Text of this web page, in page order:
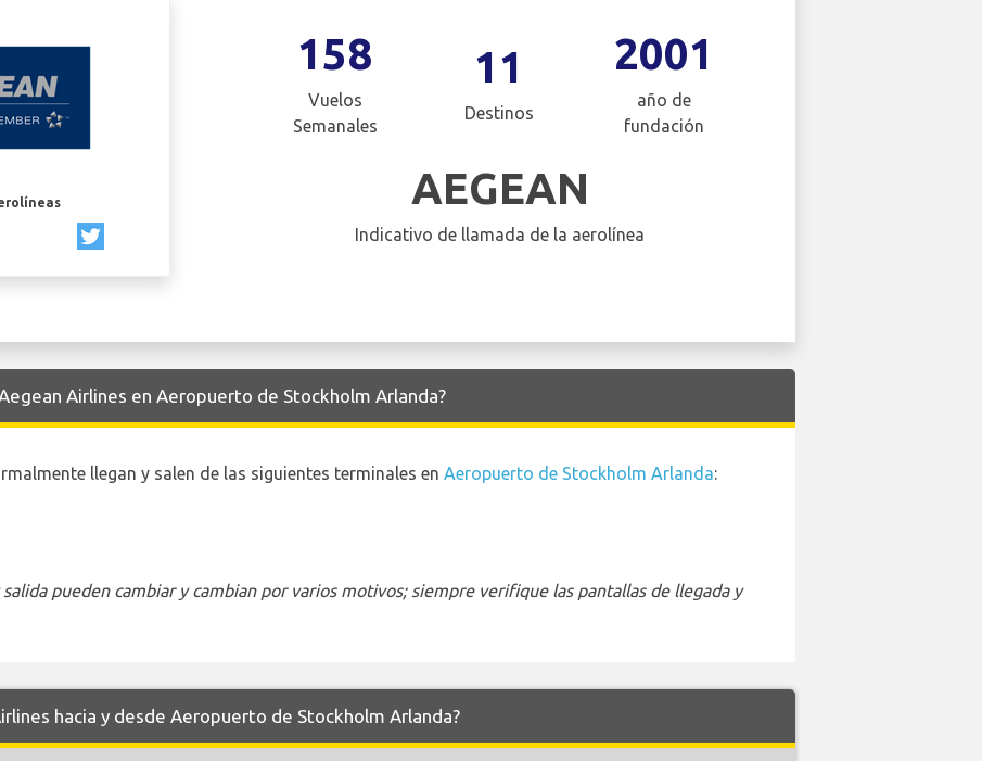
158
Vuelos
Semanales
11
Destinos
2001
año de
fundación
AEGEAN
Indicativo de llamada de la aerolínea
Airlines en Aeropuerto de Stockholm Arlanda?
llegan y salen de las siguientes terminales en Aeropuerto de Stockholm Arlanda:
pueden cambiar y cambian por varios motivos; siempre verifique las pantallas de llegada y
hacia y desde Aeropuerto de Stockholm Arlanda?